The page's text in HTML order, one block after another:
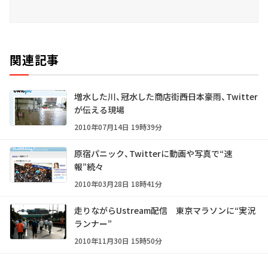
関連記事
増水した川、冠水した商店街――西日本豪雨、Twitter
が伝える現場
2010年07月14日 19時39分
原宿パニック、Twitterに動画や写真で“速
報”続々
2010年03月28日 18時41分
走りながらUstream配信 東京マラソンに“実況
ランナー”
2010年11月30日 15時50分